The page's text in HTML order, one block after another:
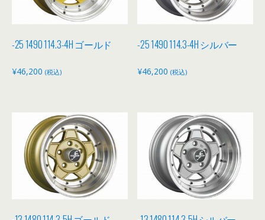
-25 1490 114.3-4H ゴールド
¥46,200 (税込)
-25 1490 114.3-4H シルバー
¥46,200 (税込)